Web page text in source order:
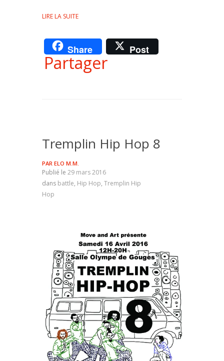
LIRE LA SUITE
Share Post
Partager
Tremplin Hip Hop 8
PAR ELO M.M.
Publié le 29 mars 2016
dans battle, Hip Hop, Tremplin Hip
Hop